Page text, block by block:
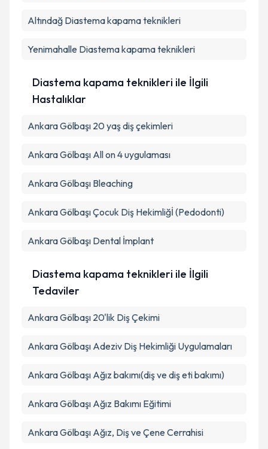
Altındağ Diastema kapama teknikleri
Yenimahalle Diastema kapama teknikleri
Diastema kapama teknikleri ile İlgili
Hastalıklar
Ankara Gölbaşı 20 yaş diş çekimleri
Ankara Gölbaşı All on 4 uygulaması
Ankara Gölbaşı Bleaching
Ankara Gölbaşı Çocuk Diş Hekimliğİ (Pedodonti)
Ankara Gölbaşı Dental İmplant
Diastema kapama teknikleri ile İlgili
Tedaviler
Ankara Gölbaşı 20'lik Diş Çekimi
Ankara Gölbaşı Adeziv Diş Hekimliği Uygulamaları
Ankara Gölbaşı Ağız bakımı(diş ve diş eti bakımı)
Ankara Gölbaşı Ağız Bakımı Eğitimi
Ankara Gölbaşı Ağız, Diş ve Çene Cerrahisi